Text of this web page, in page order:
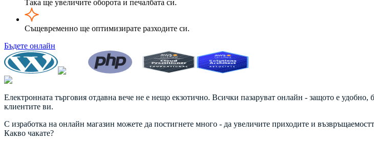
Така ще увеличите оборота и печалбата си.
Същевременно ще оптимизирате разходите си.
Бъдете онлайн
Електронната търговия отдавна вече не е нещо екзотично. Всички пазаруват онлайн - защото е
клиентите ви.
С изработка на онлайн магазин можете да постигнете много - да увеличите приходите и
Какво чакате?